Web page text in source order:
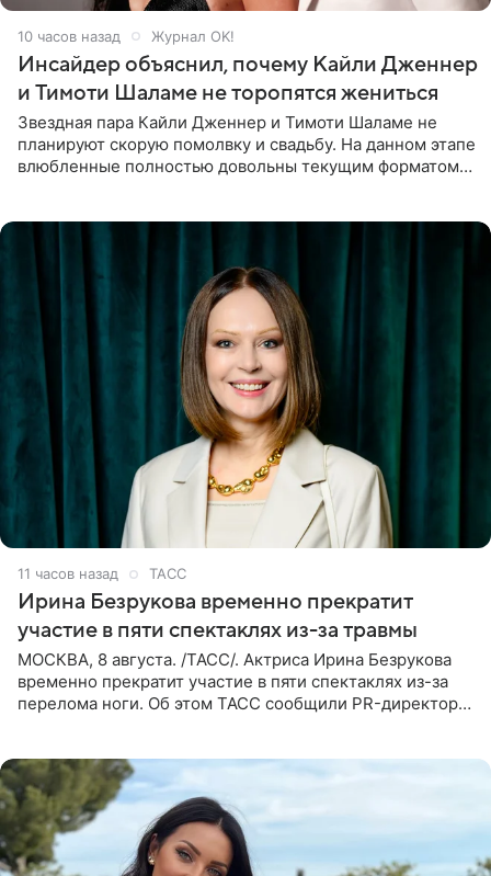
10 часов назад Журнал OK!
Инсайдер объяснил, почему Кайли Дженнер
и Тимоти Шаламе не торопятся жениться
Звездная пара Кайли Дженнер и Тимоти Шаламе не
планируют скорую помолвку и свадьбу. На данном этапе
влюбленные полностью довольны текущим форматом
11 часов назад ТАСС
Ирина Безрукова временно прекратит
участие в пяти спектаклях из-за травмы
МОСКВА, 8 августа. /ТАСС/. Актриса Ирина Безрукова
временно прекратит участие в пяти спектаклях из-за
перелома ноги. Об этом ТАСС сообщили PR-директор